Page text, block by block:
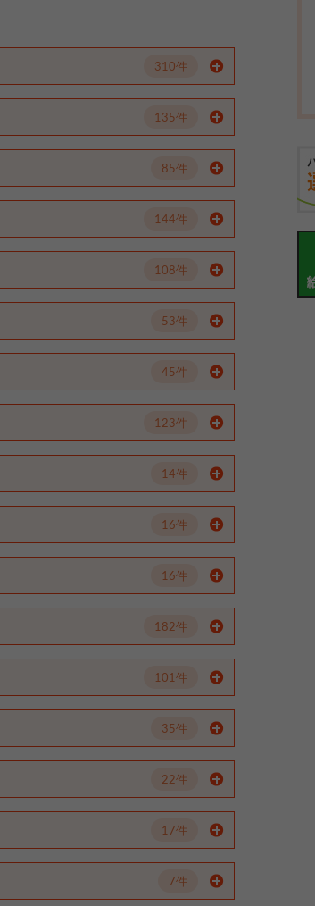
310件
135件
85件
144件
108件
53件
45件
123件
14件
16件
16件
182件
101件
35件
22件
17件
7件